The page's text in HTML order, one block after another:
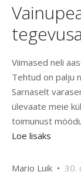
Viimased neli
Tehtud on palju
Sarnaselt
ülevaate meie
toimunust
Loe lisaks
Mario Luik • 30.